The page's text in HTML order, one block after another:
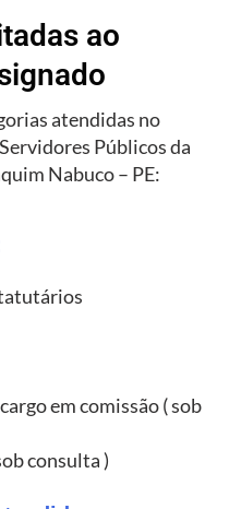
ao
atendidas no
Públicos da
Nabuco – PE:
em comissão ( sob
consulta )